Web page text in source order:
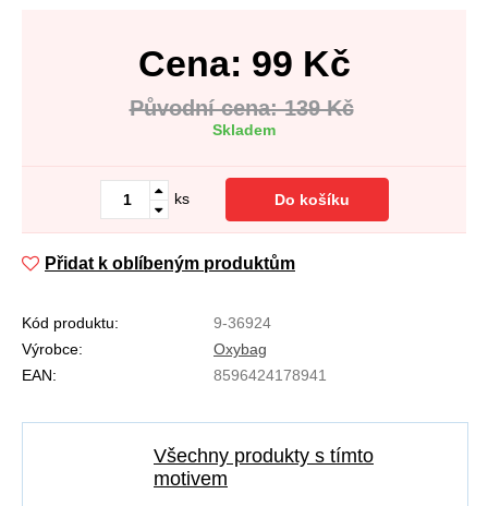
Cena: 99 Kč
Původní cena: 139 Kč
Skladem
ks Do košíku
Přidat k oblíbeným produktům
Kód produktu:
9-36924
Výrobce:
Oxybag
EAN:
8596424178941
Všechny produkty s tímto
motivem